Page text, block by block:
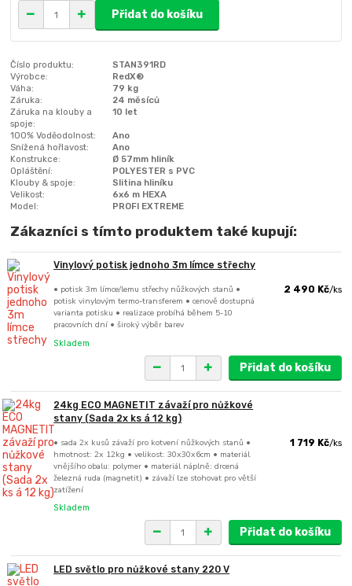
Přidat do košíku
Číslo produktu:
STAN391RD
Výrobce:
RedX®
Váha:
79 kg
Záruka:
24 měsíců
Záruka na klouby a
spoje:
10 let
100% Voděodolnost:
Ano
Snížená hořlavost:
Ano
Konstrukce:
Ø 57mm hliník
Opláštění:
POLYESTER s PVC
Klouby & spoje:
Slitina hliníku
Velikost:
6x6 m HEXA
Model:
PROFI EXTREME
Zákazníci s tímto produktem také kupují:
Vinylový potisk jednoho 3m límce střechy
• potisk 3m límce/lemu střechy nůžkových stanů •
potisk vinylovým termo-transferem • cenově dostupná
varianta potisku • realizace probíhá během 5-10
pracovních dní • široký výběr barev
2 490 Kč/ks
Skladem
Přidat do košíku
24kg ECO MAGNETIT závaží pro nůžkové
stany (Sada 2x ks á 12 kg)
• sada 2x kusů závaží pro kotvení nůžkových stanů •
hmotnost: 2x 12kg • velikost: 30x30x6cm • materiál
vnějšího obalu: polymer • materiál náplně: drcená
železná ruda (magnetit) • závaží lze stohovat pro větší
zatížení
1 719 Kč/ks
Skladem
Přidat do košíku
LED světlo pro nůžkové stany 220 V